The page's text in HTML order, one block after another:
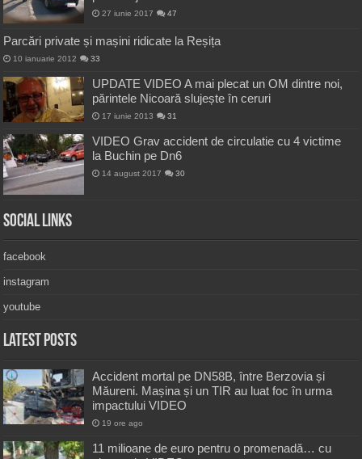
27 iunie 2017 47
Parcări private și mașini ridicate la Reșița
10 ianuarie 2012 33
UPDATE VIDEO A mai plecat un OM dintre noi,
părintele Nicoară slujește în ceruri
17 iunie 2013 31
VIDEO Grav accident de circulatie cu 4 victime
la Buchin pe Dn6
14 august 2017 30
Social Links
facebook
instagram
youtube
Latest Posts
Accident mortal pe DN58B, între Berzovia și
Măureni. Mașina și un TIR au luat foc în urma
impactului VIDEO
19 ore ago
11 milioane de euro pentru o promenadă… cu